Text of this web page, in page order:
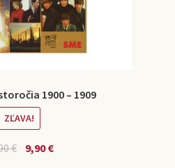
1900 – 1909
ZĽAVA!
€ 9,90€